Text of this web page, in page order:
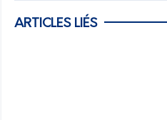
ARTICLES LIÉS